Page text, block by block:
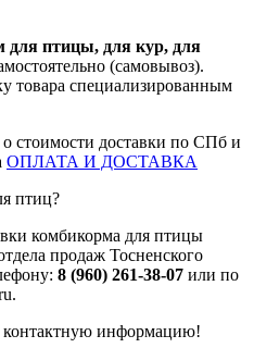
для птицы, для кур, для
(самовывоз).
товара специализированным
стоимости доставки по СПб и
ОПЛАТА И ДОСТАВКА
птиц?
комбикорма для птицы
продаж Тосненского
8 (960) 261-38-07 или по
контактную информацию!